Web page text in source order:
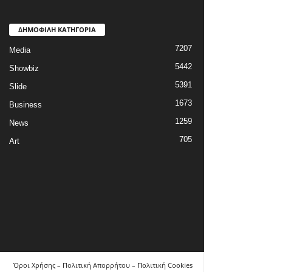
ΔΗΜΟΦΙΛΗ ΚΑΤΗΓΟΡΙΑ
Media 7207
Showbiz 5442
Slide 5391
Business 1673
News 1259
Art 705
Όροι Χρήσης – Πολιτική Απορρήτου – Πολιτική Cookies